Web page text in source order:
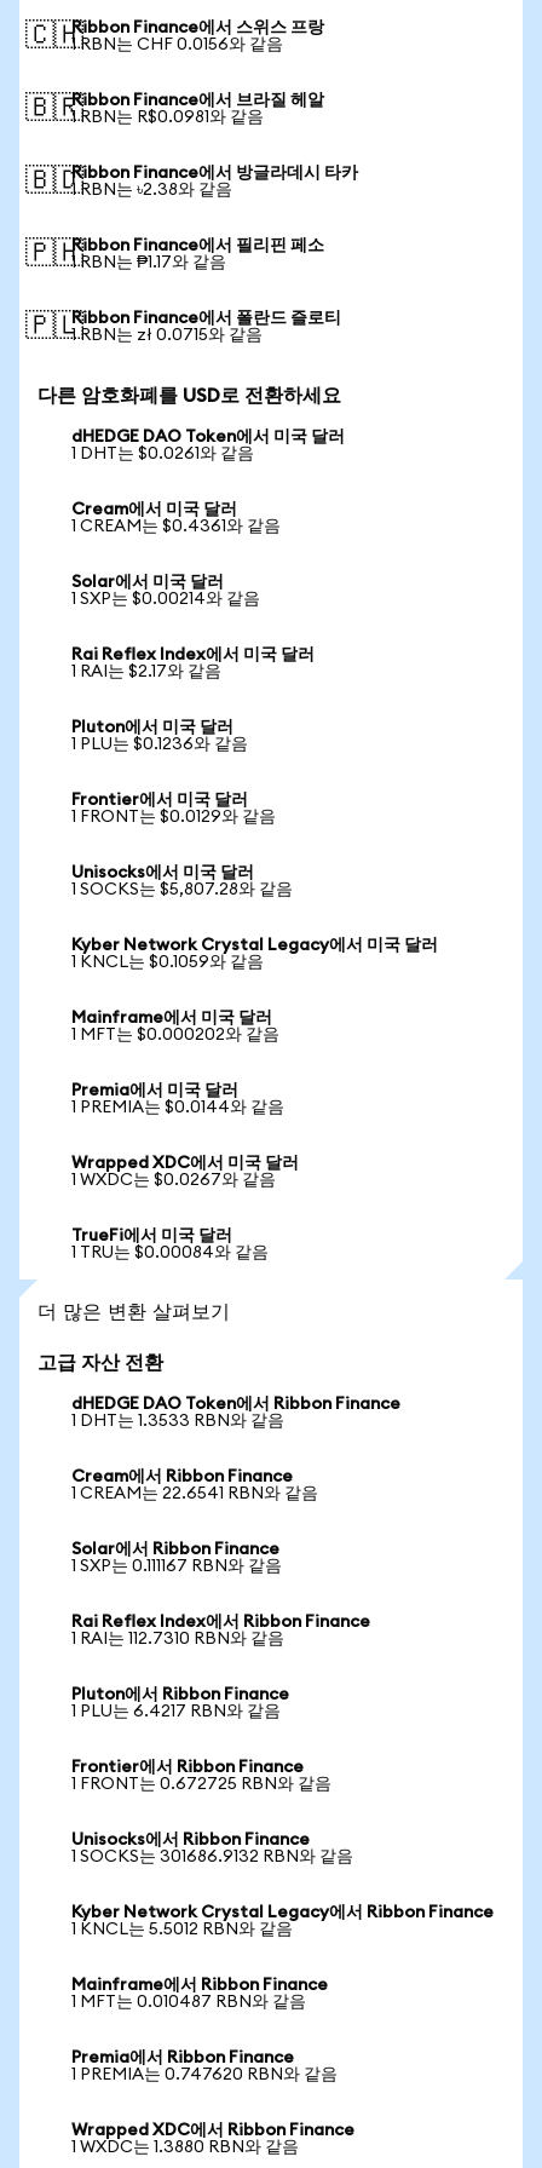
🇨🇭Ribbon Finance에서 스위스 프랑
1 RBN는 CHF 0.0156와 같음
🇧🇷Ribbon Finance에서 브라질 헤알
1 RBN는 R$0.0981와 같음
🇧🇩Ribbon Finance에서 방글라데시 타카
1 RBN는 ৳2.38와 같음
🇵🇭Ribbon Finance에서 필리핀 페소
1 RBN는 ₱1.17와 같음
🇵🇱Ribbon Finance에서 폴란드 즐로티
1 RBN는 zł 0.0715와 같음
다른 암호화폐를 USD로 전환하세요
dHEDGE DAO Token에서 미국 달러
1 DHT는 $0.0261와 같음
Cream에서 미국 달러
1 CREAM는 $0.4361와 같음
Solar에서 미국 달러
1 SXP는 $0.00214와 같음
Rai Reflex Index에서 미국 달러
1 RAI는 $2.17와 같음
Pluton에서 미국 달러
1 PLU는 $0.1236와 같음
Frontier에서 미국 달러
1 FRONT는 $0.0129와 같음
Unisocks에서 미국 달러
1 SOCKS는 $5,807.28와 같음
Kyber Network Crystal Legacy에서 미국 달러
1 KNCL는 $0.1059와 같음
Mainframe에서 미국 달러
1 MFT는 $0.000202와 같음
Premia에서 미국 달러
1 PREMIA는 $0.0144와 같음
Wrapped XDC에서 미국 달러
1 WXDC는 $0.0267와 같음
TrueFi에서 미국 달러
1 TRU는 $0.00084와 같음
더 많은 변환 살펴보기
고급 자산 전환
dHEDGE DAO Token에서 Ribbon Finance
1 DHT는 1.3533 RBN와 같음
Cream에서 Ribbon Finance
1 CREAM는 22.6541 RBN와 같음
Solar에서 Ribbon Finance
1 SXP는 0.111167 RBN와 같음
Rai Reflex Index에서 Ribbon Finance
1 RAI는 112.7310 RBN와 같음
Pluton에서 Ribbon Finance
1 PLU는 6.4217 RBN와 같음
Frontier에서 Ribbon Finance
1 FRONT는 0.672725 RBN와 같음
Unisocks에서 Ribbon Finance
1 SOCKS는 301686.9132 RBN와 같음
Kyber Network Crystal Legacy에서 Ribbon Finance
1 KNCL는 5.5012 RBN와 같음
Mainframe에서 Ribbon Finance
1 MFT는 0.010487 RBN와 같음
Premia에서 Ribbon Finance
1 PREMIA는 0.747620 RBN와 같음
Wrapped XDC에서 Ribbon Finance
1 WXDC는 1.3880 RBN와 같음